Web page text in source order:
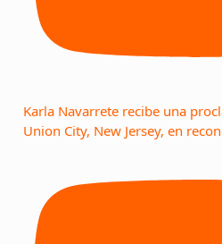
Karla Navarrete recibe una
Union City, New Jersey, en